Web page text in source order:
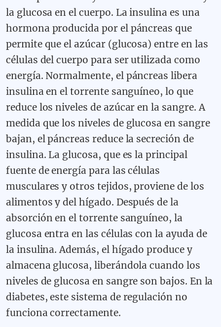
la glucosa en el cuerpo. La insulina es una
hormona producida por el páncreas que
permite que el azúcar (glucosa) entre en las
células del cuerpo para ser utilizada como
energía. Normalmente, el páncreas libera
insulina en el torrente sanguíneo, lo que
reduce los niveles de azúcar en la sangre. A
medida que los niveles de glucosa en sangre
bajan, el páncreas reduce la secreción de
insulina. La glucosa, que es la principal
fuente de energía para las células
musculares y otros tejidos, proviene de los
alimentos y del hígado. Después de la
absorción en el torrente sanguíneo, la
glucosa entra en las células con la ayuda de
la insulina. Además, el hígado produce y
almacena glucosa, liberándola cuando los
niveles de glucosa en sangre son bajos. En la
diabetes, este sistema de regulación no
funciona correctamente.